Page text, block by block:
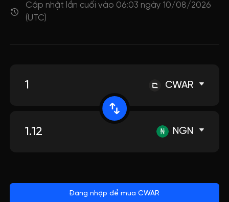
Cập nhật lần cuối vào 06:03 ngày 10/08/2026
(UTC)
CWAR
NGN
Đăng nhập để mua CWAR